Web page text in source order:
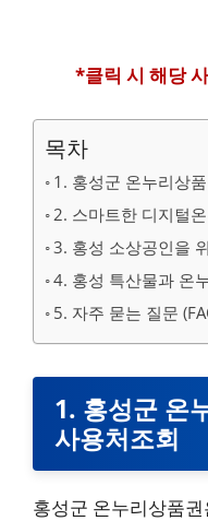
*클릭 시 해당
목차
1. 홍성군 온누리상
2. 스마트한 디지털
3. 홍성 소상공인을
4. 홍성 특산물과 온
5. 자주 묻는 질문
1. 홍성군 온
사용처조회
홍성군 온누리상품